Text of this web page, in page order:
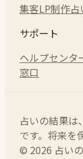
集客LP制作
サポート
ヘルプセンタ
窓口
占いの結果は
です。将来を
© 2026 占い